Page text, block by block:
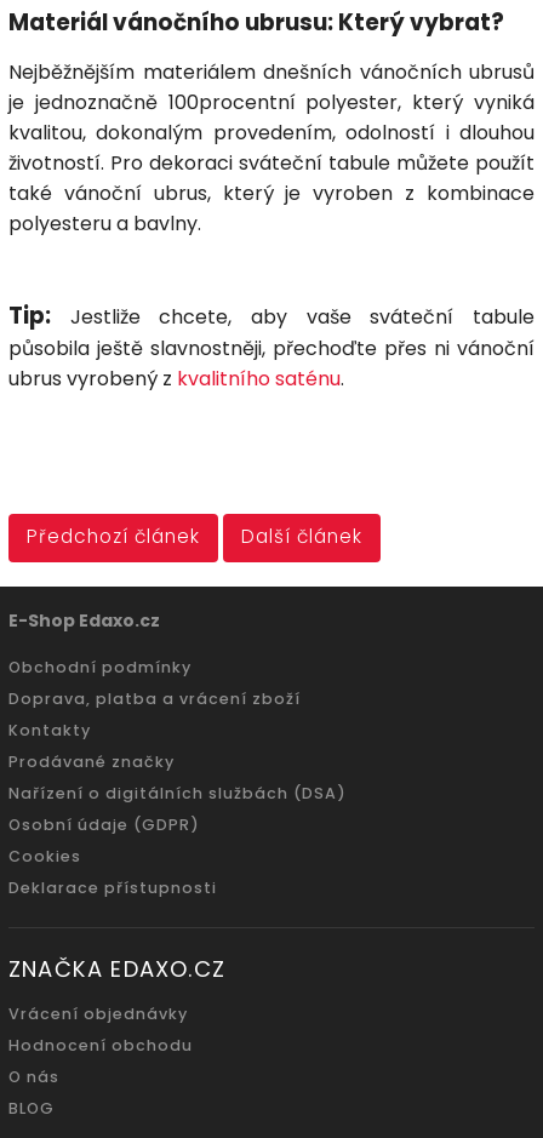
Materiál vánočního ubrusu: Který vybrat?
Nejběžnějším materiálem dnešních vánočních ubrusů
je jednoznačně 100procentní polyester, který vyniká
kvalitou, dokonalým provedením, odolností i dlouhou
životností. Pro dekoraci sváteční tabule můžete použít
také vánoční ubrus, který je vyroben z kombinace
polyesteru a bavlny.
Tip: Jestliže chcete, aby vaše sváteční tabule
působila ještě slavnostněji, přechoďte přes ni vánoční
ubrus vyrobený z kvalitního saténu.
Předchozí článek Další článek
E-Shop Edaxo.cz
Obchodní podmínky
Doprava, platba a vrácení zboží
Kontakty
Prodávané značky
Nařízení o digitálních službách (DSA)
Osobní údaje (GDPR)
Cookies
Deklarace přístupnosti
ZNAČKA EDAXO.CZ
Vrácení objednávky
Hodnocení obchodu
O nás
BLOG